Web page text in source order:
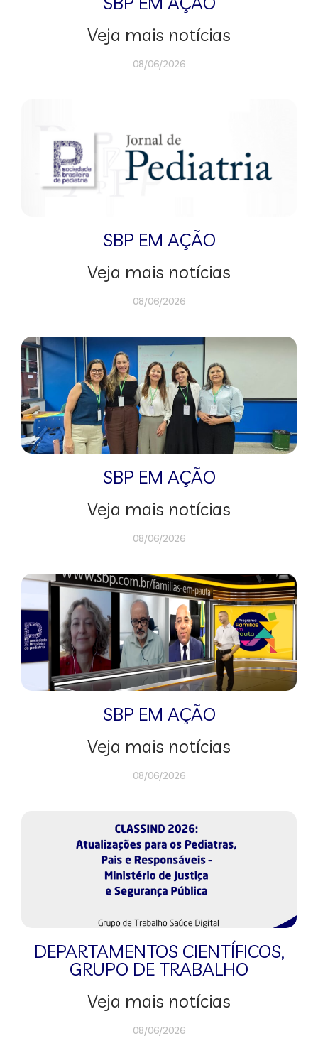
Veja mais notícias
08/06/2026
SBP EM AÇÃO
Veja mais notícias
08/06/2026
SBP EM AÇÃO
Veja mais notícias
08/06/2026
SBP EM AÇÃO
Veja mais notícias
08/06/2026
DEPARTAMENTOS CIENTÍFICOS,
GRUPO DE TRABALHO
Veja mais notícias
08/06/2026